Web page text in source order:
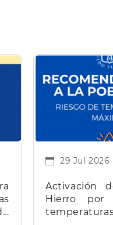
29 Jul 2026
Activación
Hierro por